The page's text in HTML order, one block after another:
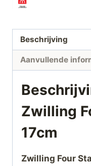
Beschrijving
Aanvullende
Zwilling
17cm
Zwilling Four